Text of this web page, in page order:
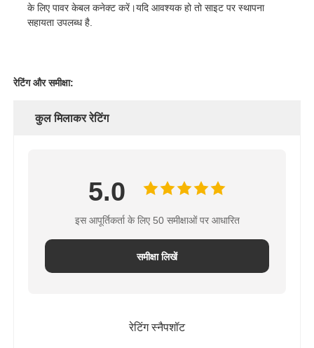
के लिए पावर केबल कनेक्ट करें।यदि आवश्यक हो तो साइट पर स्थापना
सहायता उपलब्ध है.
रेटिंग और समीक्षा:
कुल मिलाकर रेटिंग
5.0
इस आपूर्तिकर्ता के लिए 50 समीक्षाओं पर आधारित
समीक्षा लिखें
रेटिंग स्नैपशॉट